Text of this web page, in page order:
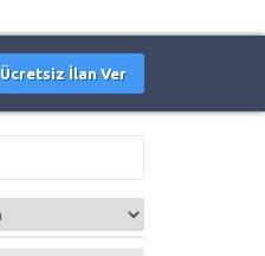
Ücretsiz İlan Ver